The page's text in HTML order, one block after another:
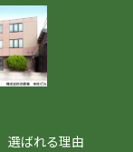
選ばれる理由